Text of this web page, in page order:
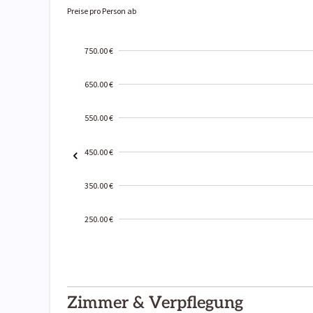
Preise pro Person ab
750.00 €
650.00 €
550.00 €
450.00 €
350.00 €
250.00 €
01-02
Zimmer & Verpflegung